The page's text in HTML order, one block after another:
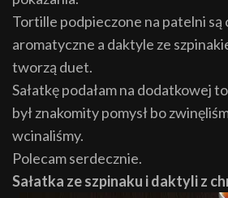
Tortille podpieczone na patelni są
aromatyczne a daktyle ze
tworzą duet.
Sałatkę podałam na dodatkowej
był znakomity pomysł bo
wcinaliśmy.
Polecam serdecznie.
Sałatka ze szpinaku i daktyli z